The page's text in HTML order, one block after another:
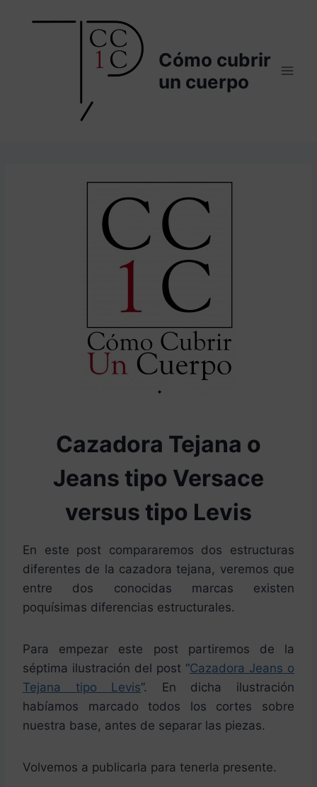
Cómo cubrir
un cuerpo
Cazadora Tejana o
Jeans tipo Versace
versus tipo Levis
En este post compararemos dos estructuras
diferentes de la cazadora tejana, veremos que
entre dos conocidas marcas existen
poquísimas diferencias estructurales.
Para empezar este post partiremos de la
séptima ilustración del post “Cazadora Jeans o
Tejana tipo Levis”. En dicha ilustración
habíamos marcado todos los cortes sobre
nuestra base, antes de separar las piezas.
Volvemos a publicarla para tenerla presente.